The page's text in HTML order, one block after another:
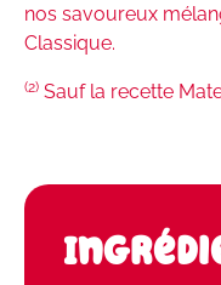
nos savoureux
Classique.
(2) Sauf la recette